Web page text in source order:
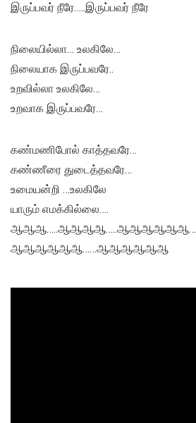
இருப்பவர் நீரே…..இருப்பவர் நீரே
நிலையில்லா… உலகிலே…
நிலையாக இருப்பவரே..
உறவில்லா உலகிலே…
உறவாக இருப்பவரே…
கண்மணிபோல் காத்தவரே…
கண்ணீரை துடைத்தவரே…
உமையன்றி …உலகிலே
யாரும் எமக்கில்லை….
ஆஆஆ…..ஆஆஆஆ…..ஆஆஆஆஆஆ…
ஆஆஆஆஆஆ……ஆஆஆஆஆஆ